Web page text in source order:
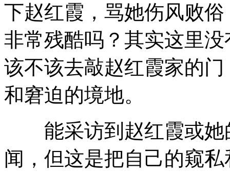
下赵红霞，骂她伤风败
非常残酷吗？其实这里
该不该去敲赵红霞家的
和窘迫的境地。
能采访到赵红霞或她
闻，但这是把自己的窥